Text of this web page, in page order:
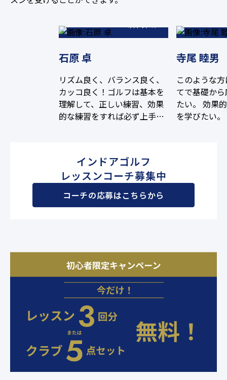
石原 卓
リズム良く、バランス良く、
カッコ良く！ゴルフは基本を
理解して、正しい練習、効果
的な練習をすれば必ず上手く
寺尾 睦男
このような
てで基礎か
たい。 効果
を学びたい
インドアゴルフ
レッスンコーチ募集中
コーチの応募はこちらから